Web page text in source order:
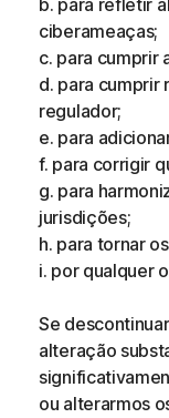
b. para refletir
ciberameaças;
c. para cumprir
d. para cumprir
regulador;
e. para
f. para corrigir
g. para
jurisdições;
h. para tornar
i. por qualquer
Se
alteração
ou alterarmos